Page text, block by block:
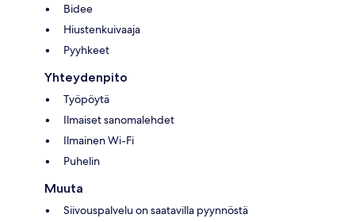
Bidee
Hiustenkuivaaja
Pyyhkeet
Yhteydenpito
Työpöytä
Ilmaiset sanomalehdet
Ilmainen Wi-Fi
Puhelin
Muuta
Siivouspalvelu on saatavilla pyynnöstä